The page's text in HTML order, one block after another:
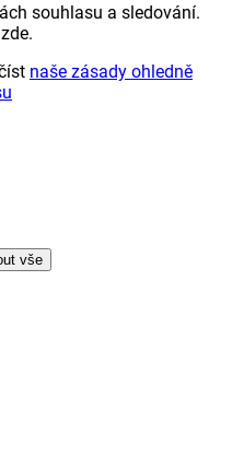
souhlasu a sledování.
naše zásady ohledně
vše